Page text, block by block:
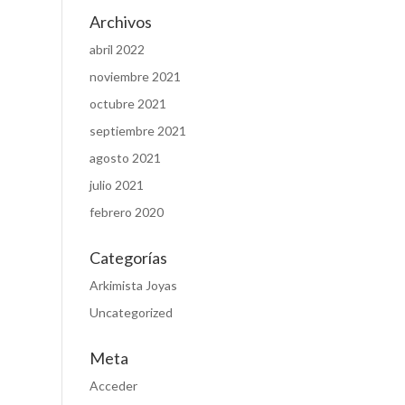
Archivos
abril 2022
noviembre 2021
octubre 2021
septiembre 2021
agosto 2021
julio 2021
febrero 2020
Categorías
Arkimista Joyas
Uncategorized
Meta
Acceder